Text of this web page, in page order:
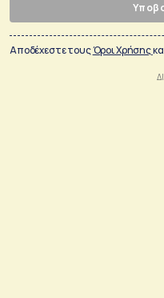
Αποδέχεστε τουςΌροι Χρήσης